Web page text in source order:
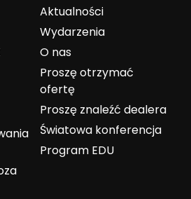
Aktualności
Wydarzenia
O nas
Proszę otrzymać
ofertę
Proszę znaleźć dealera
Światowa konferencja
Program EDU